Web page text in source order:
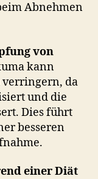
Abnehmen
von
kann
da
und die
Dies führt
besseren
einer Diät